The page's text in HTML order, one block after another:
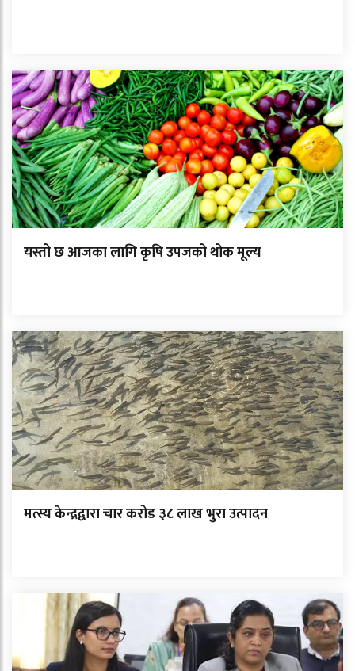
यस्तो छ आजका लागि कृषि उपजको थोक मूल्य
मत्स्य केन्द्रद्वारा चार करोड ३८ लाख भुरा उत्पादन